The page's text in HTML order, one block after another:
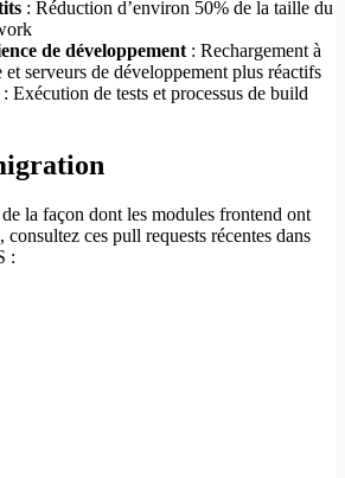
: Réduction d’environ 50% de la taille du
de développement : Rechargement à
serveurs de développement plus réactifs
: Exécution de tests et processus de build
la façon dont les modules frontend ont
ces pull requests récentes dans
: